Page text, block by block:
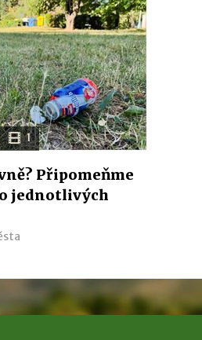
1
Připomeňme
jednotlivých